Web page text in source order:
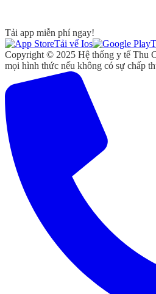
Tải app miễn phí ngay!
Tải vể Ios
Copyright © 2025 Hệ thống y tế Thu
mọi hình thức nếu không có sự chấp